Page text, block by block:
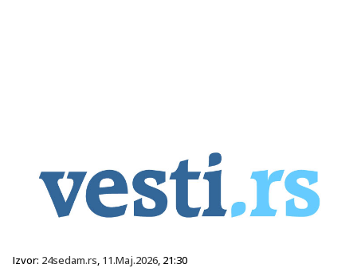
Izvor: 24sedam.rs, 11.Maj.2026, 21:30